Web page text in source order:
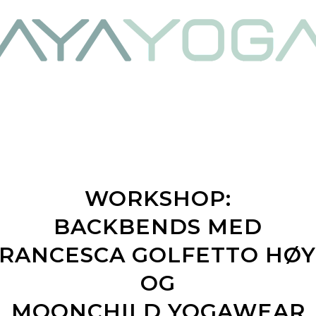
WORKSHOP:
BACKBENDS MED
GOLFETTO
OG